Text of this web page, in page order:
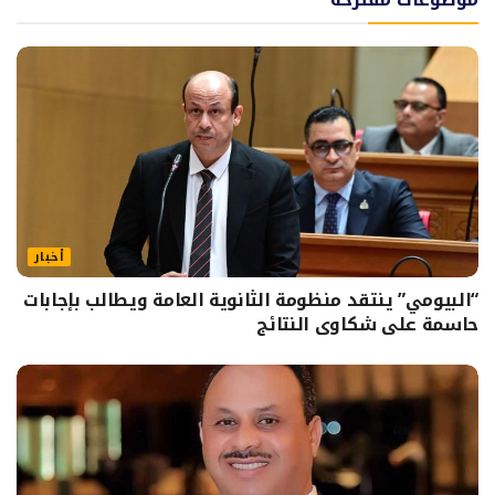
أخبار
“البيومي” ينتقد منظومة الثانوية العامة ويطالب بإجابات
حاسمة على شكاوى النتائج